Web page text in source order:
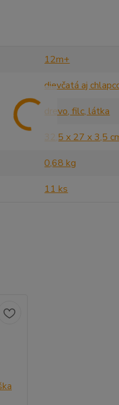
12m+
dievčatá aj
drevo, filc, látka
32,5 x 27 x 3,5
0,68 kg
11 ks